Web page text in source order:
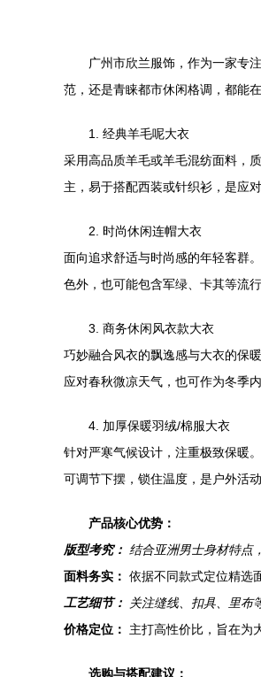
广州市欣兰服饰，作为一家专
范，还是青睐都市休闲格调，都能
1. 经典羊毛呢大衣
采用高品质羊毛或羊毛混纺面料，
主，易于搭配西装或针织衫，是应
2. 时尚休闲连帽大衣
面向追求舒适与时尚感的年轻客群
色外，也可能包含军绿、卡其等流
3. 商务休闲风衣款大衣
巧妙融合风衣的飘逸感与大衣的保
应对春秋微凉天气，也可作为冬季
4. 加厚保暖羽绒/棉服大衣
针对严寒气候设计，注重极致保暖
可调节下摆，锁住温度，是户外活
产品核心优势：
版型考究： 结合亚洲男士身材特点
面料务实： 依据不同款式定位精选
工艺细节：
关注缝线、扣具、里布
价格定位：
主打高性价比，旨在为
选购与搭配建议：